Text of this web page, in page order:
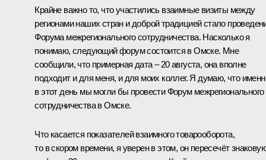
Крайне важно то, что участились взаимные визиты между
регионами наших стран и доброй традицией стало
Форума межрегионального сотрудничества. Насколько я
понимаю, следующий форум состоится в Омске. Мне
сообщили, что примерная дата – 20 августа, она вполне
подходит и для меня, и для моих коллег. Я думаю, что
в этот день мы могли бы провести Форум межрегионального
сотрудничества в Омске.
Что касается показателей взаимного товарооборота,
то в скором времени, я уверен в этом, он пересечёт